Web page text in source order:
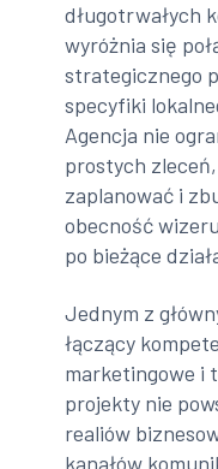
długotrwałych
wyróżnia się
strategicznego
specyfiki
Agencja nie
prostych
zaplanować i
obecność
po bieżące
Jednym z
łączący
marketingowe i
projekty nie
realiów
kanałów